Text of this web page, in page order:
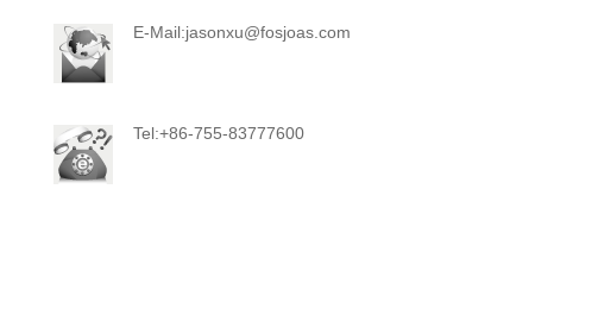
E-Mail:jasonxu@fosjoas.com
Tel:+86-755-83777600